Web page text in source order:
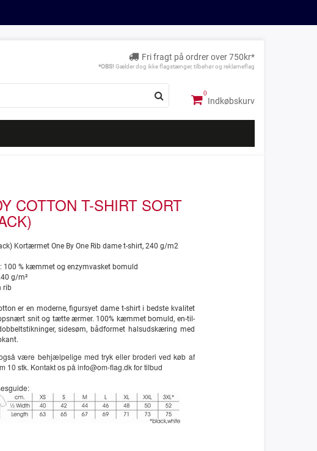
Fri fragt på ordrer over 750kr*
*OBS! Gælder dog ikke flagstænger, tilbehør og reklameflag
Indkøbskurv
COTTON T-SHIRT SORT
Kortærmet One By One Rib dame t-shirt, 240 g/m2
100 % kæmmet og enzymvasket bomuld
g/m²
rib
er en moderne, figursyet dame t-shirt i bedste kvalitet
snit og tætte ærmer. 100% kæmmet bomuld, en-til-
sidesøm, bådformet halsudskæring med
være behjælpelige med tryk eller broderi ved køb af
10 stk. Kontakt os på info@om-flag.dk for tilbud